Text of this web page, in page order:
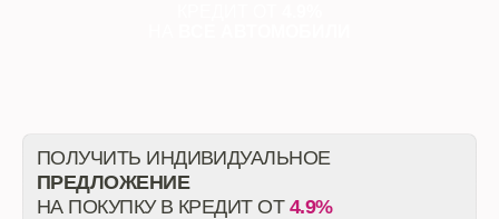
ПОЛУЧИТЬ ИНДИВИДУАЛЬНОЕ
ПРЕДЛОЖЕНИЕ
НА ПОКУПКУ В КРЕДИТ ОТ 4.9%